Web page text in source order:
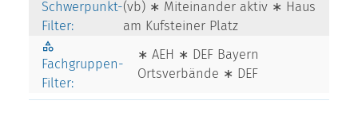
Schwerpunkt-
Filter:
(vb) ∗ Miteinander aktiv ∗ Haus
am Kufsteiner Platz
Fachgruppen-
Filter:
∗ AEH ∗ DEF Bayern
Ortsverbände ∗ DEF